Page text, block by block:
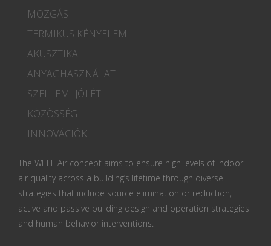
MOZGÁS
TERMIKUS KÉNYELEM
AKUSZTIKA
ANYAGHASZNÁLAT
SZELLEMI JÓLÉT
KÖZÖSSÉG
INNOVÁCIÓK
The WELL Air concept aims to ensure high levels of indoor
air quality across a building’s lifetime through diverse
strategies that include source elimination or reduction,
active and passive building design and operation strategies
and human behavior interventions.